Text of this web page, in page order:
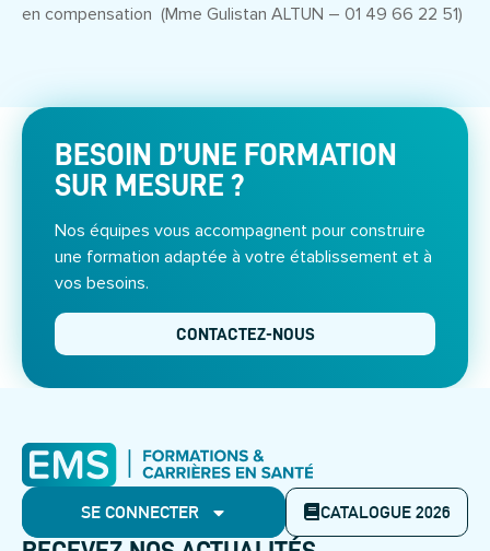
en compensation (Mme Gulistan ALTUN – 01 49 66 22 51)
BESOIN D’UNE FORMATION
SUR MESURE ?
Nos équipes vous accompagnent pour construire
une formation adaptée à votre établissement et à
vos besoins.
CONTACTEZ-NOUS
SE CONNECTER CATALOGUE 2026